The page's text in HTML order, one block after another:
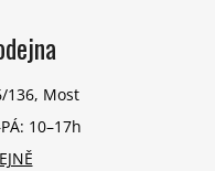
136, Most
10–17h